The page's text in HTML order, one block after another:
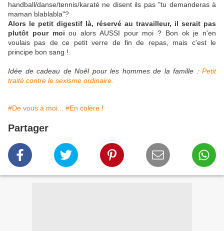
handball/danse/tennis/karaté ne disent ils pas "tu demanderas à
maman blablabla"?
Alors le petit digestif là, réservé au travailleur, il serait pas
plutôt pour moi ou alors AUSSI pour moi ? Bon ok je n'en
voulais pas de ce petit verre de fin de repas, mais c'est le
principe bon sang !
Idée de cadeau de Noêl pour les hommes de la famille : Petit
traité contre le sexisme ordinaire.
#De vous à moi... #En colère !
Partager